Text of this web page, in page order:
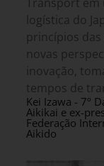
logística do
princípios
novas
inovação,
tempos de
Kei Izawa - 7º
Aikikai e ex-
Federação
Aikido